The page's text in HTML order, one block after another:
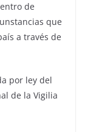
de
que
a través de
por ley del
de la Vigilia